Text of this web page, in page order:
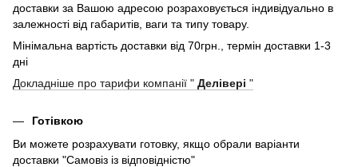
доставки за Вашою адресою розраховується індивідуально в
залежності від габаритів, ваги та типу товару.
Мінімальна вартість доставки від 70грн., термін доставки 1-3
дні
Докладніше про тарифи компанії " Делівері "
Готівкою
Ви можете розрахувати готовку, якщо обрали варіанти
доставки "Самовіз із відповідністю"